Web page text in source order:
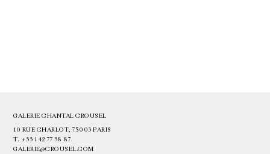
GALERIE CHANTAL CROUSEL
10 RUE CHARLOT, 75003 PARIS
T. +33 1 42 77 38 87
GALERIE@CROUSEL.COM